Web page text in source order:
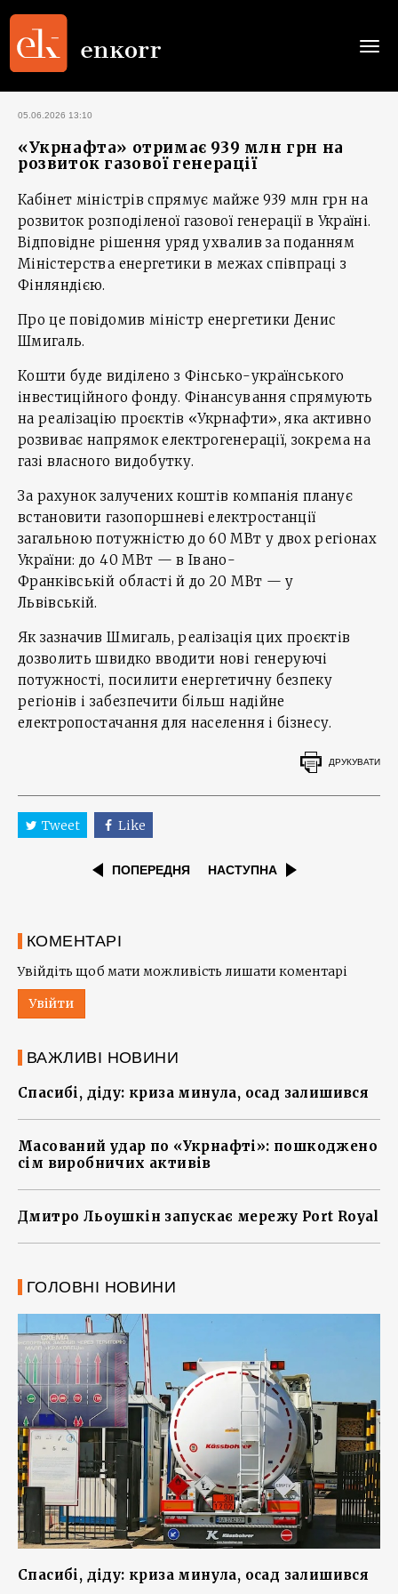
05.06.2026 13:10
«Укрнафта» отримає 939 млн грн на
розвиток газової генерації
Кабінет міністрів спрямує майже 939 млн грн на
розвиток розподіленої газової генерації в Україні.
Відповідне рішення уряд ухвалив за поданням
Міністерства енергетики в межах співпраці з
Фінляндією.
Про це повідомив міністр енергетики Денис
Шмигаль.
Кошти буде виділено з Фінсько-українського
інвестиційного фонду. Фінансування спрямують
на реалізацію проєктів «Укрнафти», яка активно
розвиває напрямок електрогенерації, зокрема на
газі власного видобутку.
За рахунок залучених коштів компанія планує
встановити газопоршневі електростанції
загальною потужністю до 60 МВт у двох регіонах
України: до 40 МВт — в Івано-
Франківській області й до 20 МВт — у
Львівській.
Як зазначив Шмигаль, реалізація цих проєктів
дозволить швидко вводити нові генеруючі
потужності, посилити енергетичну безпеку
регіонів і забезпечити більш надійне
електропостачання для населення і бізнесу.
ДРУКУВАТИ
Tweet Like
ПОПЕРЕДНЯ НАСТУПНА
КОМЕНТАРІ
Увійдіть щоб мати можливість лишати коментарі
Увійти
ВАЖЛИВІ НОВИНИ
Спасибі, діду: криза минула, осад залишився
Масований удар по «Укрнафті»: пошкоджено
сім виробничих активів
Дмитро Льоушкін запускає мережу Port Royal
ГОЛОВНІ НОВИНИ
Спасибі, діду: криза минула, осад залишився